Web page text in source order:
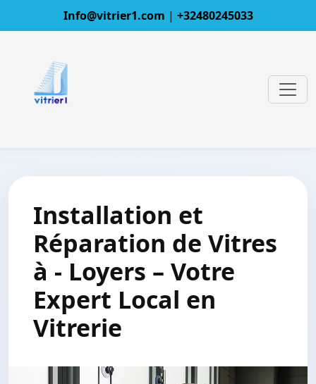
Info@vitrier1.com | +32480245033
Installation et
Réparation de Vitres
à - Loyers – Votre
Expert Local en
Vitrerie